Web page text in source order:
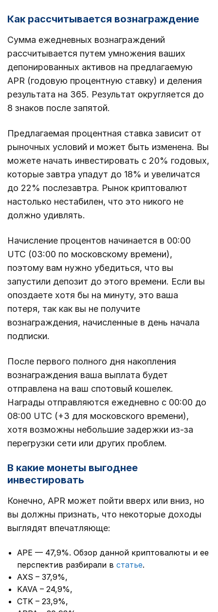
Как рассчитывается вознаграждение
Сумма ежедневных вознаграждений
рассчитывается путем умножения ваших
депонированных активов на предлагаемую
APR (годовую процентную ставку) и деления
результата на 365. Результат округляется до
8 знаков после запятой.
Предлагаемая процентная ставка зависит от
рыночных условий и может быть изменена. Вы
можете начать инвестировать с 20% годовых,
которые завтра упадут до 18% и увеличатся
до 22% послезавтра. Рынок криптовалют
настолько нестабилен, что это никого не
должно удивлять.
Начисление процентов начинается в 00:00
UTC (03:00 по московскому времени),
поэтому вам нужно убедиться, что вы
запустили депозит до этого времени. Если вы
опоздаете хотя бы на минуту, это ваша
потеря, так как вы не получите
вознаграждения, начисленные в день начала
подписки.
После первого полного дня накопления
вознаграждения ваша выплата будет
отправлена ​​на ваш спотовый кошелек.
Награды отправляются ежедневно с 00:00 до
08:00 UTC (+3 для московского времени),
хотя возможны небольшие задержки из-за
перегрузки сети или других проблем.
В какие монеты выгоднее
инвестировать
Конечно, APR может пойти вверх или вниз, но
вы должны признать, что некоторые доходы
выглядят впечатляюще:
APE — 47,9%. Обзор данной криптовалюты и ее
перспектив разбирали в статье.
AXS – 37,9%,
KAVA – 24,9%,
CTK – 23,9%,